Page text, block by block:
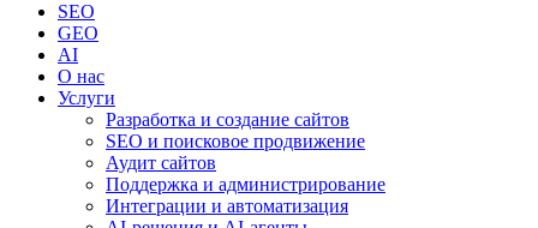
SEO
GEO
AI
О нас
Услуги
Разработка и создание сайтов
SEO и поисковое продвижение
Аудит сайтов
Поддержка и администрирование
Интеграции и автоматизация